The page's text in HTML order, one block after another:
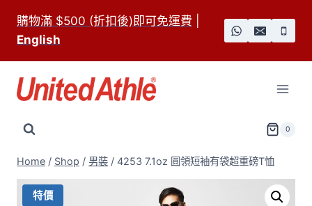
content
購物滿 $500 (折扣後)即可免運費
English
0
Home / Shop / 男裝 / 4253 7.1oz 圓領短袖有袋超重磅T恤
特價